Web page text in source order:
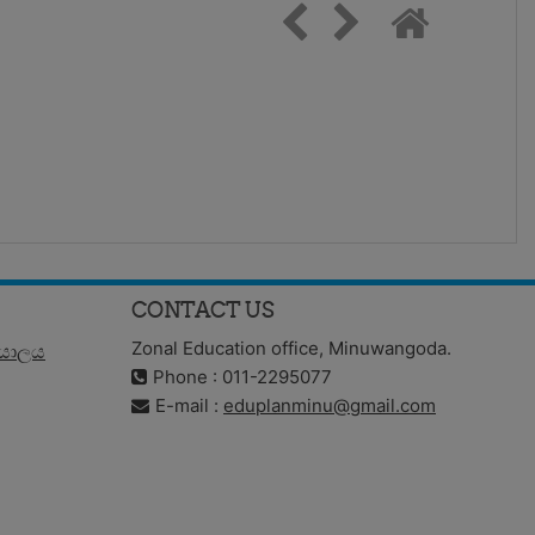
CONTACT US
Zonal Education office, Minuwangoda.
Phone : 011-2295077
E-mail : eduplanminu@gmail.com